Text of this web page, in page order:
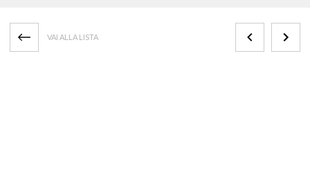
VAI ALLA LISTA